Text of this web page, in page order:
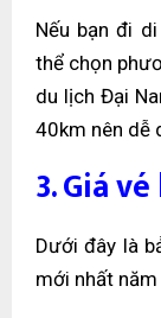
Nếu bạn đi
thể chọn
du lịch Đại
40km nên dễ
3. Giá
Dưới đây là
mới nhất